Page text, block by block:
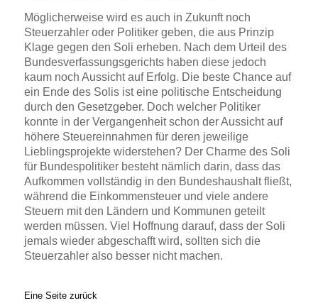
Möglicherweise wird es auch in Zukunft noch
Steuerzahler oder Politiker geben, die aus Prinzip
Klage gegen den Soli erheben. Nach dem Urteil des
Bundesverfassungsgerichts haben diese jedoch
kaum noch Aussicht auf Erfolg. Die beste Chance auf
ein Ende des Solis ist eine politische Entscheidung
durch den Gesetzgeber. Doch welcher Politiker
konnte in der Vergangenheit schon der Aussicht auf
höhere Steuereinnahmen für deren jeweilige
Lieblingsprojekte widerstehen? Der Charme des Soli
für Bundespolitiker besteht nämlich darin, dass das
Aufkommen vollständig in den Bundeshaushalt fließt,
während die Einkommensteuer und viele andere
Steuern mit den Ländern und Kommunen geteilt
werden müssen. Viel Hoffnung darauf, dass der Soli
jemals wieder abgeschafft wird, sollten sich die
Steuerzahler also besser nicht machen.
Eine Seite zurück